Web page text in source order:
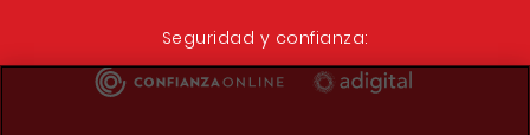
Seguridad y confianza: